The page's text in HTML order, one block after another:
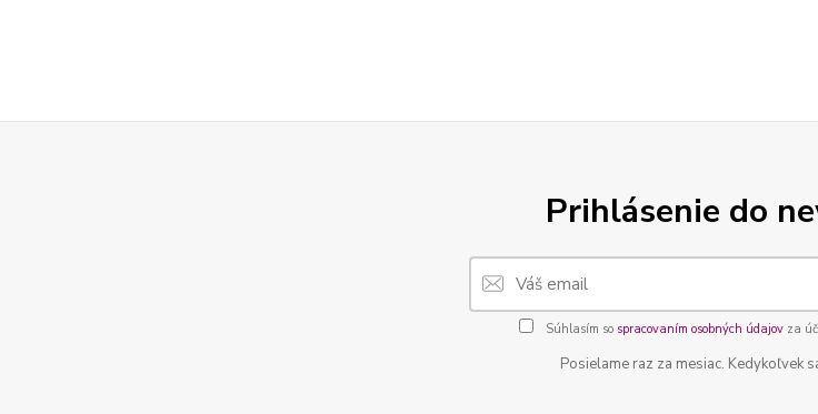
Prihlásenie do
Súhlasím so spracovaním osobných údajovza
Posielame raz za mesiac. Kedykoľvek